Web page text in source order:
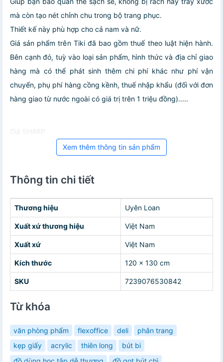
mà còn tạo nét chỉnh chu trong bộ trang phục.
Thiết kế này phù hợp cho cả nam và nữ.
Giá sản phẩm trên Tiki đã bao gồm thuế theo luật hiện hành.
Bên cạnh đó, tuỳ vào loại sản phẩm, hình thức và địa chỉ giao
hàng mà có thể phát sinh thêm chi phí khác như phí vận
chuyển, phụ phí hàng cồng kềnh, thuế nhập khẩu (đối với đơn
hàng giao từ nước ngoài có giá trị trên 1 triệu đồng).....
Giá SHARP
Xem thêm thông tin sản phẩm
Thông tin chi tiết
Thương hiệu Uyên Loan
Xuất xứ thương hiệu Việt Nam
Xuất xứ Việt Nam
Kích thước 120 x 130 cm
SKU 7239076530842
Từ khóa
văn phòng phẩm flexoffice deli
phân trang
kẹp giấy
acrylic thiên long
bút bi